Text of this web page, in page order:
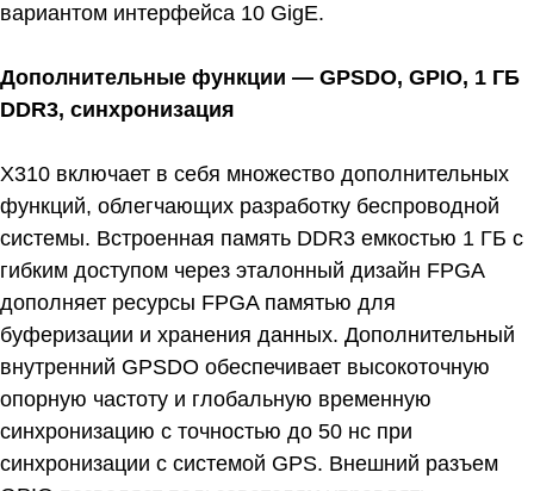
вариантом интерфейса 10 GigE.
Дополнительные функции — GPSDO, GPIO, 1 ГБ
DDR3, синхронизация
X310 включает в себя множество дополнительных
функций, облегчающих разработку беспроводной
системы. Встроенная память DDR3 емкостью 1 ГБ с
гибким доступом через эталонный дизайн FPGA
дополняет ресурсы FPGA памятью для
буферизации и хранения данных. Дополнительный
внутренний GPSDO обеспечивает высокоточную
опорную частоту и глобальную временную
синхронизацию с точностью до 50 нс при
синхронизации с системой GPS. Внешний разъем